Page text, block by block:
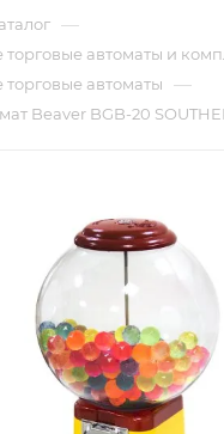
—
автоматы и
автоматы —
Beaver BGB-20